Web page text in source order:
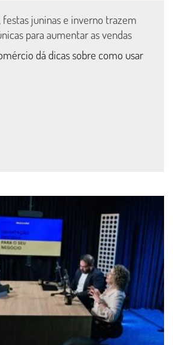
festas juninas e inverno trazem
para aumentar as vendas
dá dicas sobre como usar